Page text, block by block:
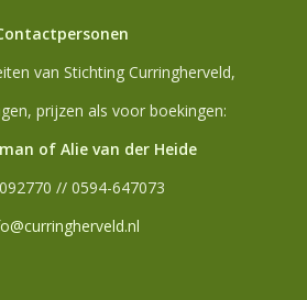
van Stichting Curringherveld,
prijzen als voor boekingen:
of Alie van der Heide
// 0594-647073